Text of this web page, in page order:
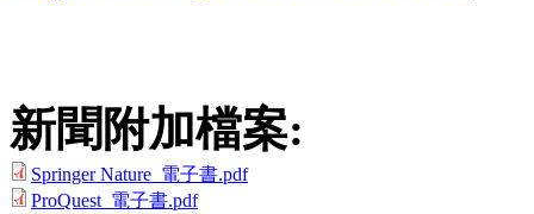
新聞附加檔案:
Springer Nature_電子書.pdf
ProQuest_電子書.pdf